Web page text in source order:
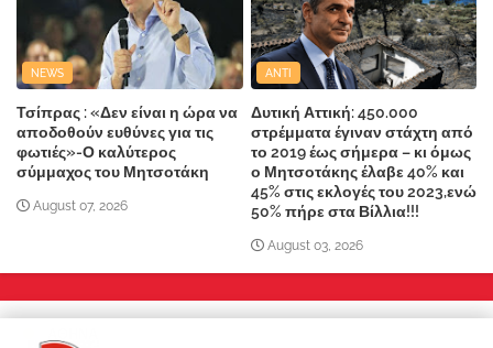
NEWS
Τσίπρας : «Δεν είναι η ώρα να
αποδοθούν ευθύνες για τις
φωτιές»-Ο καλύτερος
σύμμαχος του Μητσοτάκη
August 07, 2026
ANTI
Δυτική Αττική: 450.000
στρέμματα έγιναν στάχτη από
το 2019 έως σήμερα – κι όμως
ο Μητσοτάκης έλαβε 40% και
45% στις εκλογές του 2023,ενώ
50% πήρε στα Βίλλια!!!
August 03, 2026